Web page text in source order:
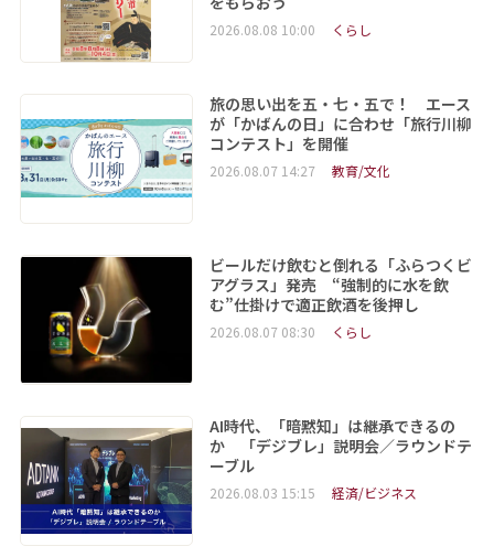
2026.08.08 10:00 くらし
旅の思い出を五・七・五で！ エース
が「かばんの日」に合わせ「旅行川柳
コンテスト」を開催
2026.08.07 14:27 教育/文化
ビールだけ飲むと倒れる「ふらつくビ
アグラス」発売 “強制的に水を飲
む”仕掛けで適正飲酒を後押し
2026.08.07 08:30 くらし
AI時代、「暗黙知」は継承できるの
か 「デジブレ」説明会／ラウンドテ
ーブル
2026.08.03 15:15 経済/ビジネス